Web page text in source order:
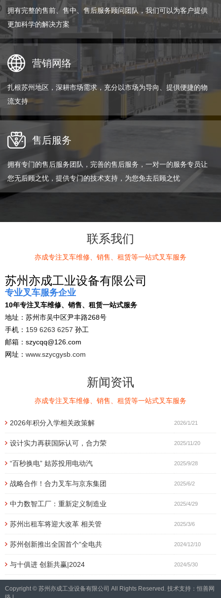
拥有完整的售前、售中、售后服务顾问团队，我们可以为客户提供
更加科学的解决方案
营销网络
扎根苏州地区，深耕市场需求，充分以市场为导向、提供便捷的物
流支持
售后服务
拥有专门的售后服务团队，完善的售后服务，一对一的服务专员让
您无后顾之忧，提供专门的技术支持，为您免去后顾之忧
联系我们
亦成专注叉车维修、销售、租赁等一站式叉车服务
苏州亦成工业设备有限公司
专业叉车服务企业
10年专注叉车维修、销售、租赁一站式服务
地址：苏州市吴中区尹丰路268号
手机： 159 6263 6257 孙工
邮箱：szycqq@126.com
网址： www.szycgysb.com
新闻资讯
亦成专注叉车维修、销售、租赁等一站式叉车服务
2026年积分入学相关政策解 2026/1/21
设计实力再获国际认可，合力荣 2025/11/20
“百秒换电” 姑苏投用电动汽 2025/9/28
战略合作！合力叉车与京东集团 2025/6/2
中力数智工厂：重新定义制造业 2025/4/29
苏州出租车将迎大改革 相关管 2025/3/6
苏州创新推出全国首个“全电共 2024/12/10
与十俱进 创新共赢|2024 2024/5/30
Copyright © 苏州亦成工业设备有限公司 All Rights Reserved. 技术支持： 恒善网